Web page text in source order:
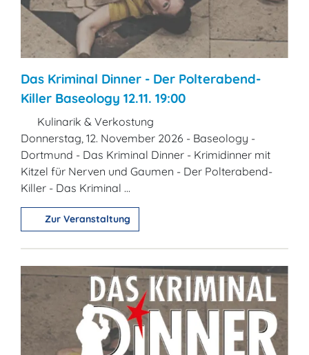
Das Kriminal Dinner - Der Polterabend-
Killer Baseology 12.11. 19:00
Kulinarik & Verkostung
Donnerstag, 12. November 2026 - Baseology -
Dortmund - Das Kriminal Dinner - Krimidinner mit
Kitzel für Nerven und Gaumen - Der Polterabend-
Killer - Das Kriminal ...
Zur Veranstaltung